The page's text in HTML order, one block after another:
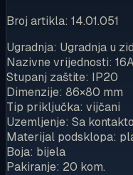
Broj artikla: 14.01.051
Ugradnja: Ugradnja u
Nazivne vrijednosti:
Stupanj zaštite: IP20
Dimenzije: 86×80 mm
Tip priključka: vijčani
Uzemljenje: Sa
Materijal podsklopa:
Boja: bijela
Pakiranje: 20 kom.